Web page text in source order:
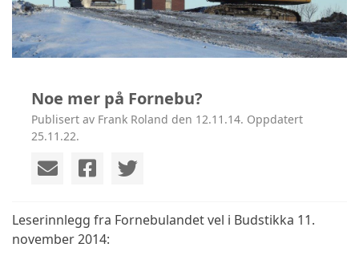
Noe mer på Fornebu?
Publisert av Frank Roland den 12.11.14. Oppdatert
25.11.22.
Leserinnlegg fra Fornebulandet vel i Budstikka 11.
november 2014: